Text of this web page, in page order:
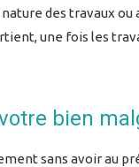
des travaux
une fois les
bien
sans avoir au